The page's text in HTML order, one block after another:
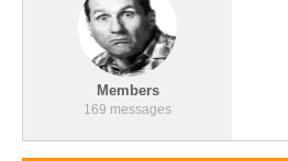
Members
169 messages